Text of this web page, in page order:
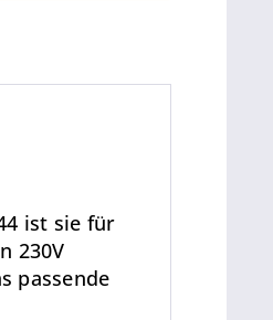
ist sie für
230V
passende